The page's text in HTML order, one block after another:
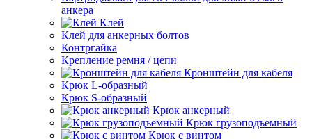
анкера
Клей
Клей для анкерных болтов
Контргайка
Крепление ремня / цепи
Кронштейн для кабеля
Крюк L-образный
Крюк S-образный
Крюк анкерный
Крюк грузоподъемный
Крюк с винтом